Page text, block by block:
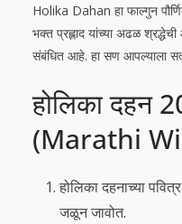
Holika Dahan हा फाल्गुन
भक्त प्रह्लाद यांच्या अढळ
संबंधित आहे. हा सण आपल्याला
होलिका दहन
(Marathi
होलिका दहनाच्या
जळून जावोत.